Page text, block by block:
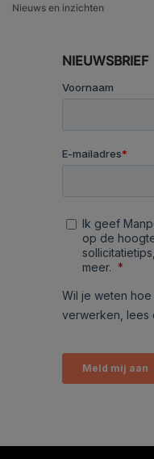
Nieuws en inzichten
NIEUWSBRIEF